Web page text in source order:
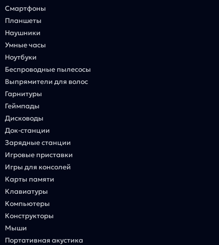
Смартфоны
Планшеты
Наушники
Умные часы
Ноутбуки
Беспроводные пылесосы
Выпрямители для волос
Гарнитуры
Геймпады
Дисководы
Док-станции
Зарядные станции
Игровые приставки
Игры для консолей
Карты памяти
Клавиатуры
Компьютеры
Конструкторы
Мыши
Портативная акустика